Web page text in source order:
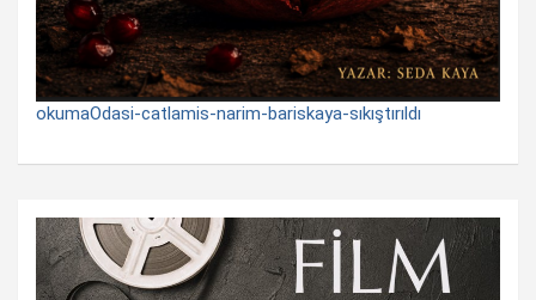
okumaOdasi-catlamis-narim-bariskaya-sıkıştırıldı